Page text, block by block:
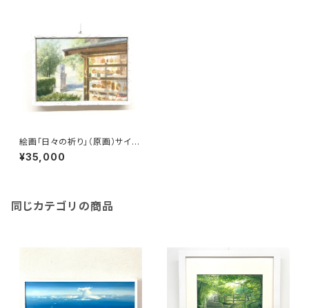
絵画「日々の祈り」（原画）サイ
ズ：SM号（横227×縦158㎜）
¥35,000
同じカテゴリの商品